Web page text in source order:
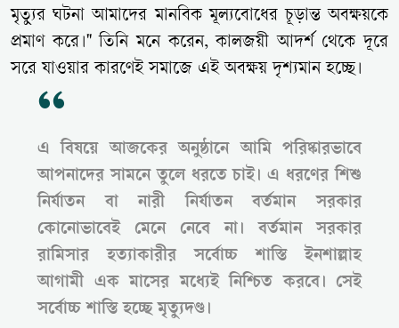
মৃত্যুর ঘটনা আমাদের মানবিক মূল্যবোধের চূড়ান্ত অবক্ষয়কে
প্রমাণ করে।" তিনি মনে করেন, কালজয়ী আদর্শ থেকে দূরে
সরে যাওয়ার কারণেই সমাজে এই অবক্ষয় দৃশ্যমান হচ্ছে।
এ বিষয়ে আজকের অনুষ্ঠানে আমি পরিষ্কারভাবে
আপনাদের সামনে তুলে ধরতে চাই। এ ধরণের শিশু
নির্যাতন বা নারী নির্যাতন বর্তমান সরকার
কোনোভাবেই মেনে নেবে না। বর্তমান সরকার
রামিসার হত্যাকারীর সর্বোচ্চ শাস্তি ইনশাল্লাহ
আগামী এক মাসের মধ্যেই নিশ্চিত করবে। সেই
সর্বোচ্চ শাস্তি হচ্ছে মৃত্যুদণ্ড।